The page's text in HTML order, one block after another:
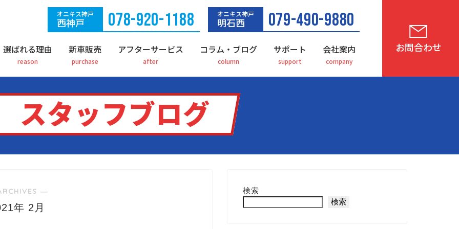
オニキス神戸
西神戸 078-920-1188 オニキス神戸
明石西 079-490-9880
選ばれる理由 新車販売 アフターサービス コラム・ブログ サポート 会社案内 お問合わせ
スタッフブログ
―
年 2月
検索
検索